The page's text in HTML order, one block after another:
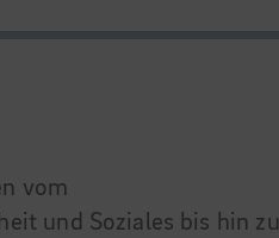
vom
und Soziales bis hin zu